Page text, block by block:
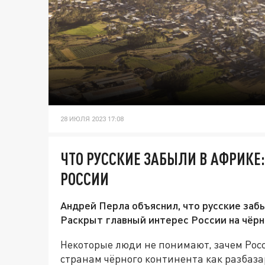
28 ИЮЛЯ 2023 17:08
ЧТО РУССКИЕ ЗАБЫЛИ В
РОССИИ
Андрей Перла объяснил, что русские
Раскрыт главный интерес России на
Некоторые люди не понимают, зачем
странам чёрного континента как